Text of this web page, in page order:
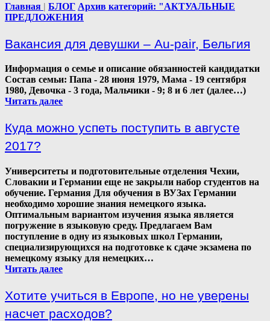
Главная БЛОГ Архив категорий: "АКТУАЛЬНЫЕ
ПРЕДЛОЖЕНИЯ
Вакансия для девушки – Au-pair, Бельгия
Информация о семье и описание обязанностей кандидатки
Состав семьи: Папа - 28 июня 1979, Мама - 19 сентября
1980, Девочка - 3 года, Мальчики - 9; 8 и 6 лет (далее…)
Читать далее
Куда можно успеть поступить в августе
2017?
Университеты и подготовительные отделения Чехии,
Словакии и Германии еще не закрыли набор студентов на
обучение. Германия Для обучения в ВУЗах Германии
необходимо хорошие знания немецкого языка.
Оптимальным вариантом изучения языка является
погружение в языковую среду. Предлагаем Вам
поступление в одну из языковых школ Германии,
специализирующихся на подготовке к сдаче экзамена по
немецкому языку для немецких…
Читать далее
Хотите учиться в Европе, но не уверены
насчет расходов?